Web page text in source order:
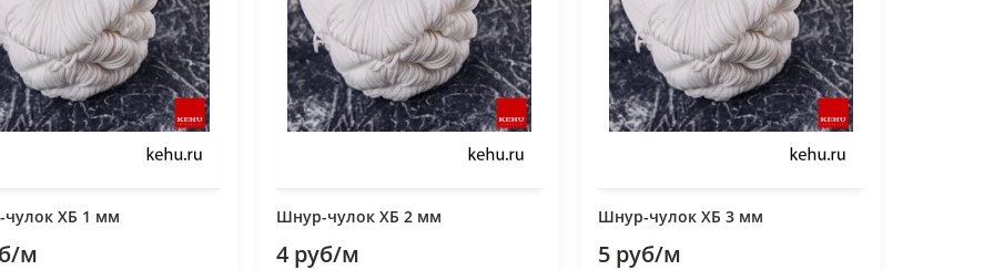
ХБ 1 мм
м
Шнур-чулок ХБ 2 мм
4 руб/м
Шнур-чулок ХБ 3 мм
5 руб/м